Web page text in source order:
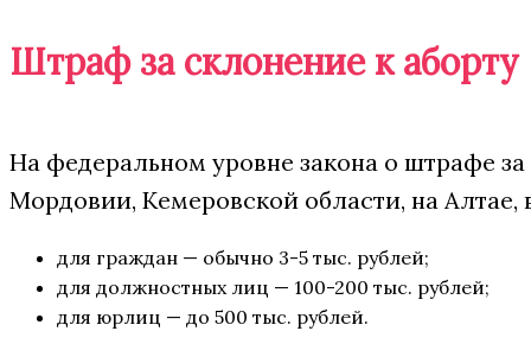
Штраф за склонение к аборту
На федеральном уровне закона о штрафе
Мордовии, Кемеровской области, на
для граждан — обычно 3-5 тыс. рублей;
для должностных лиц — 100-200 тыс. рублей;
для юрлиц — до 500 тыс. рублей.